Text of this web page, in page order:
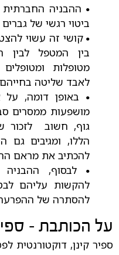
• ההבניה
ביטוי רגשי של
•קושי זה עשוי
בין המטפל לבין
מטופלות
לאבד שליטה
•
באופן דומה,
מושפעות ממסרים
גוף, חשוב לזכור
הללו, ומגיבים
להכתיב את מראם
•
לבסוף,
להקשות עליהם
להסתרה של
על הכותבת -
ספיר קינן, דוקטורנטית